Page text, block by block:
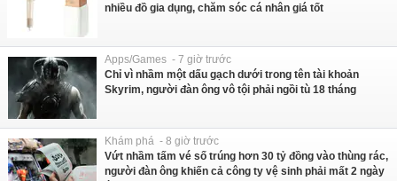
nhiều đồ gia dụng, chăm sóc cá nhân giá tốt
Apps/Games - 7 giờ trước
Chỉ vì nhầm một dấu gạch dưới trong tên tài khoản
Skyrim, người đàn ông vô tội phải ngồi tù 18 tháng
Khám phá - 8 giờ trước
Vứt nhầm tấm vé số trúng hơn 30 tỷ đồng vào thùng rác,
người đàn ông khiến cả công ty vệ sinh phải mất 2 ngày